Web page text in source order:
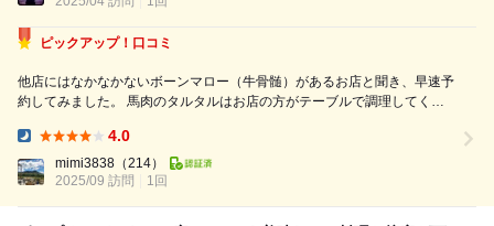
ピックアップ！口コミ
他店にはなかなかないボーンマロー（牛骨髄）があるお店と聞き、早速予
約してみました。 馬肉のタルタルはお店の方がテーブルで調理してくだ
ボーンマローは一人一本いただきました。割としっかり固まってバゲット
に乗せるのが大変でした。欲を言う...
4.0
mimi3838 （214）
2025/09 訪問
1回